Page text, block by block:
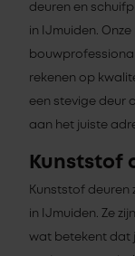
deuren en
in IJmuiden.
rekenen op
een stevige deur
aan het juiste
Kunststof
Kunststof deuren
in IJmuiden. Ze
wat betekent dat